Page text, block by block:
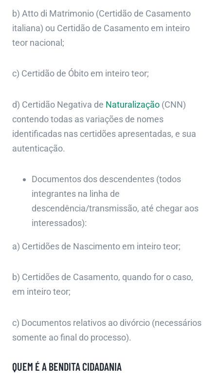
b) Atto di Matrimonio (Certidão de Casamento
italiana) ou Certidão de Casamento em inteiro
teor nacional;
c) Certidão de Óbito em inteiro teor;
d) Certidão Negativa de Naturalização (CNN)
contendo todas as variações de nomes
identificadas nas certidões apresentadas, e sua
autenticação.
Documentos dos descendentes (todos
integrantes na linha de
descendência/transmissão, até chegar aos
interessados):
a) Certidões de Nascimento em inteiro teor;
b) Certidões de Casamento, quando for o caso,
em inteiro teor;
c) Documentos relativos ao divórcio (necessários
somente ao final do processo).
QUEM É A BENDITA CIDADANIA